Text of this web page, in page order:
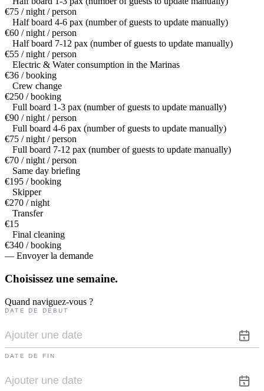
€75 / night / person
Half board 4-6 pax (number of guests to update manually)
€60 / night / person
Half board 7-12 pax (number of guests to update manually)
€55 / night / person
Electric & Water consumption in the Marinas
€36 / booking
Crew change
€250 / booking
Full board 1-3 pax (number of guests to update manually)
€90 / night / person
Full board 4-6 pax (number of guests to update manually)
€75 / night / person
Full board 7-12 pax (number of guests to update manually)
€70 / night / person
Same day briefing
€195 / booking
Skipper
€270 / night
Transfer
€15
Final cleaning
€340 / booking
— Envoyer la demande
Choisissez une semaine.
Quand naviguez-vous ?
DATE DE DÉBUT
DATE DE FIN